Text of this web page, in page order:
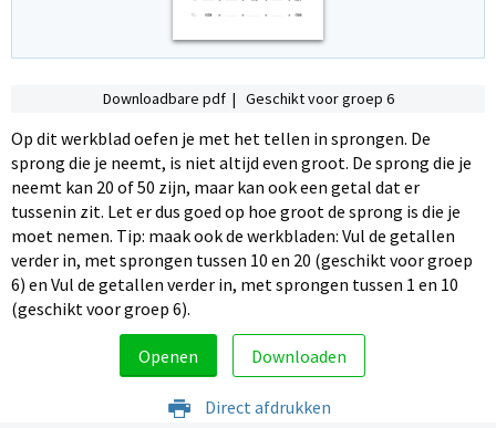
Downloadbare pdf | Geschikt voor groep 6
Op dit werkblad oefen je met het tellen in sprongen. De
sprong die je neemt, is niet altijd even groot. De sprong die je
neemt kan 20 of 50 zijn, maar kan ook een getal dat er
tussenin zit. Let er dus goed op hoe groot de sprong is die je
moet nemen. Tip: maak ook de werkbladen: Vul de getallen
verder in, met sprongen tussen 10 en 20 (geschikt voor groep
6) en Vul de getallen verder in, met sprongen tussen 1 en 10
(geschikt voor groep 6).
Openen Downloaden
Direct afdrukken